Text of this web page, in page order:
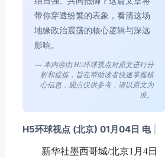
带你穿透纷繁的表象，看清这场
地缘政治震荡的核心逻辑与深远
影响。
— 本内容由 H5环球视点对原文进行分
析和提炼，旨在帮助读者快速掌握核
心信息，观点仅供参考，请以原文为
准。
H5环球视点 (北京) 01月04日 电
新华社墨西哥城/北京1月4日